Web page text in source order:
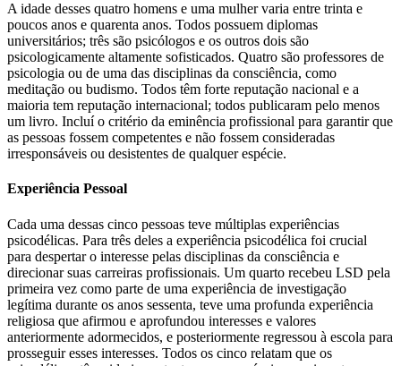
A idade desses quatro homens e uma mulher varia entre trinta e
poucos anos e quarenta anos. Todos possuem diplomas
universitários; três são psicólogos e os outros dois são
psicologicamente altamente sofisticados. Quatro são professores de
psicologia ou de uma das disciplinas da consciência, como
meditação ou budismo. Todos têm forte reputação nacional e a
maioria tem reputação internacional; todos publicaram pelo menos
um livro. Incluí o critério da eminência profissional para garantir que
as pessoas fossem competentes e não fossem consideradas
irresponsáveis ​​ou desistentes de qualquer espécie.
Experiência Pessoal
Cada uma dessas cinco pessoas teve múltiplas experiências
psicodélicas. Para três deles a experiência psicodélica foi crucial
para despertar o interesse pelas disciplinas da consciência e
direcionar suas carreiras profissionais. Um quarto recebeu LSD pela
primeira vez como parte de uma experiência de investigação
legítima durante os anos sessenta, teve uma profunda experiência
religiosa que afirmou e aprofundou interesses e valores
anteriormente adormecidos, e posteriormente regressou à escola para
prosseguir esses interesses. Todos os cinco relatam que os